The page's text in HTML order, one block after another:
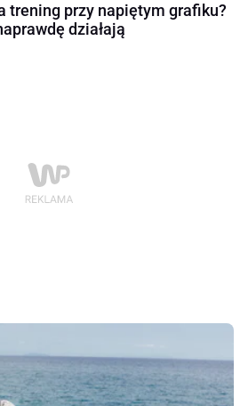
trening przy napiętym grafiku?
działają